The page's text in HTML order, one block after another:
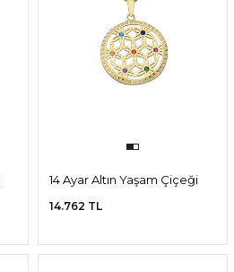
14 Ayar Altın Yaşam Çiçeği
14.762 TL